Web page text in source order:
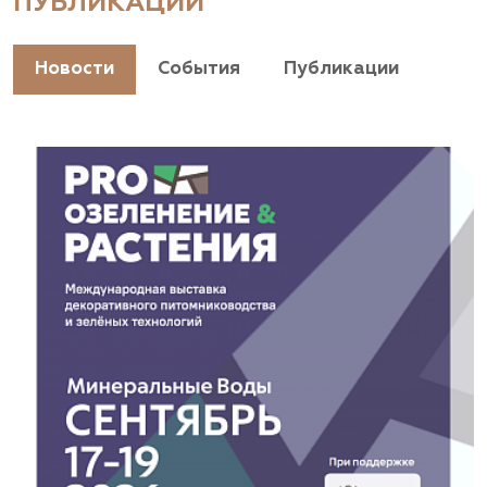
+7(928) 044-45-94
Владимирская область, Киржачский район, пос.
Знаменское
(929) 992-7100
Московская область, Каширский р-н, дер.
Барабаново
(929) 992-7100
Новости События Публикации